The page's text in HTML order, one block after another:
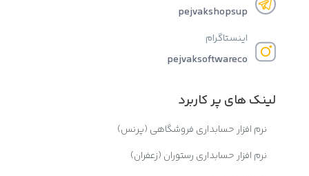
pejvakshopsup
اینستاگرام
pejvaksoftwareco
لینک های پر کاربرد
نرم افزار حسابداری فروشگاهی (پرنس)
نرم افزار حسابداری رستوران (زعفران)